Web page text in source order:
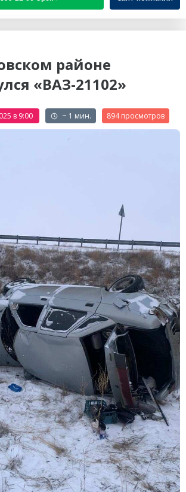
районе
«ВАЗ-21102»
в 9:00 ~ 1 мин. 894